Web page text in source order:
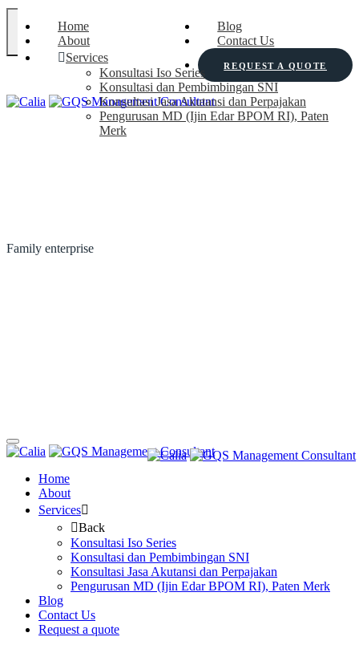
Home
About
Services
Konsultasi Iso Series
Konsultasi dan Pembimbingan SNI
Konsultasi Jasa Akutansi dan Perpajakan
Pengurusan MD (Ijin Edar BPOM RI), Paten
Merk
Blog
Contact Us
REQUEST A QUOTE
Family enterprise
Home
About
Services
Back
Konsultasi Iso Series
Konsultasi dan Pembimbingan SNI
Konsultasi Jasa Akutansi dan Perpajakan
Pengurusan MD (Ijin Edar BPOM RI), Paten Merk
Blog
Contact Us
Request a quote